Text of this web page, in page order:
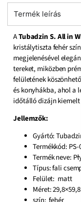
Termék leírás
ATubadzin S. All in
kristálytiszta fehér
megjelenésével
tereket, miközben
felületének
és konyhákba, ahol a
időtálló dizájn kiemelt
Jellemzők:
Gyártó:
Termékkód: PS-
Termék neve:
Típus: fali
Felület: matt
Méret: 29,8×59,8